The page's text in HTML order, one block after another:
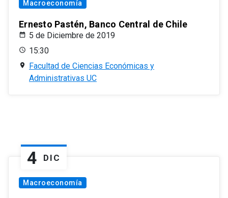
Macroeconomía
Ernesto Pastén, Banco Central de Chile
5 de Diciembre de 2019
15:30
Facultad de Ciencias Económicas y
Administrativas UC
4 DIC
Macroeconomía